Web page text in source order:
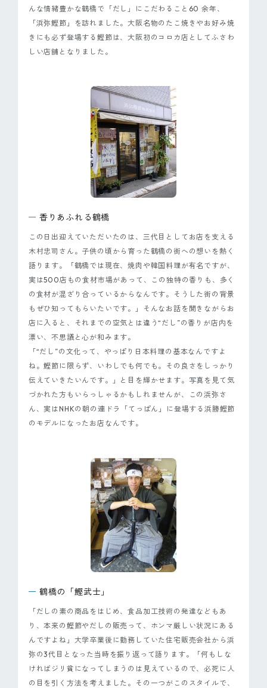
んな情緒豊かな鶴橋で「だし」にこだわること60 余年、
「浜弥鰹節」を訪れました。大阪名物のたこ焼きやお好み焼
きにも必ず登場する鰹節は、大阪初のコロカ店としてふさわ
しい店舗となりました。
香りあふれる鶴橋
この日出迎えていただいたのは、三代目としてお店を支える
木村忠司さん。子供の頃から育った鶴橋の街への想いを熱く
語ります。「鶴橋では現在、焼肉や韓国料理が有名ですが、
実は500店もの食材市場があって、この独特の香りも、多く
の食材が混ざり合っているからなんです。そうした街の背景
もぜひ知ってもらいたいです。」そんなお話を聞きながらお
店に入ると、それまでの空気とは違う“だし”の香りが店内を
漂い、不思議と心が和みます。
「“だし”の文化って、やっぱり日本料理の基本なんですよ
ね。鰹節に限らず、いわしでも何でも。その良さをしっかり
伝えていきたいんです。」と目を輝かせます。写真を見て気
づかれた方もいらっしゃるかもしれませんが、この浜弥さ
ん、実はNHKの朝の連ドラ「てっぱん」に登場する浜勝鰹節
のモデルになったお店なんです。
鶴橋の「鰹武士」
「だしの素の商品をはじめ、食品加工技術の発達などもあ
り、本来の鰹節やだしの販売って、ホンマ厳しい状況にある
んですよね」大学卒業後に勤務していた住宅販売会社から浜
弥の3代目となった当時を振り返って語ります。「何もしな
ければジリ貧になってしまうのは見えているので、必死に人
の目を引く方法を考えました。その一つがこのスタイルで、